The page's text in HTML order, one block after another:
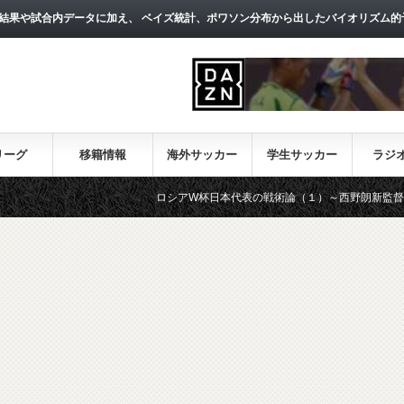
果や試合内データに加え、 ベイズ統計、ポワソン分布から出したバイオリズム
ーグ 移籍情報 海外サッカー 学生サッカー ラジ
ロシアW杯日本代表の戦術論（１）～西野朗新監督がサッカー